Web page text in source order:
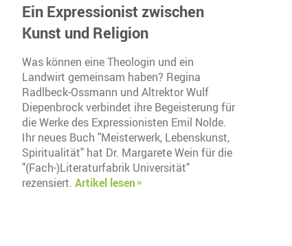
Ein Expressionist zwischen
Kunst und Religion
Was können eine Theologin und ein
Landwirt gemeinsam haben? Regina
Radlbeck-Ossmann und Altrektor Wulf
Diepenbrock verbindet ihre Begeisterung für
die Werke des Expressionisten Emil Nolde.
Ihr neues Buch "Meisterwerk, Lebenskunst,
Spiritualität" hat Dr. Margarete Wein für die
"(Fach-)Literaturfabrik Universität"
rezensiert. Artikel lesen